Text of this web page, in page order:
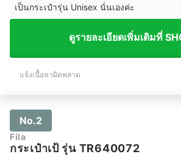
เป็นกระเป๋ารุ่น Unisex นั่นเองค่ะ
ดูรายละเอียดเพิ่มเติมที่
แจ้งเนื้อหาผิดพลาด
No.2
Fila
กระเป๋าเป้ รุ่น TR640072